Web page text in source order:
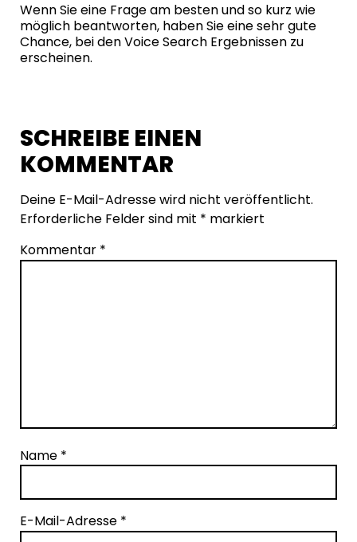
Wenn Sie eine Frage am besten und so kurz wie
möglich beantworten, haben Sie eine sehr gute
Chance, bei den Voice Search Ergebnissen zu
erscheinen.
SCHREIBE EINEN
KOMMENTAR
Deine E-Mail-Adresse wird nicht veröffentlicht.
Erforderliche Felder sind mit * markiert
Kommentar *
Name *
E-Mail-Adresse *